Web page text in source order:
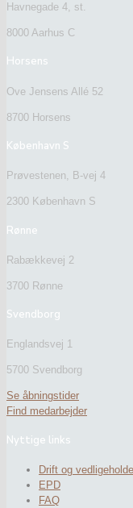
Havnegade 4, st.
8000 Aarhus C
Horsens
Ove Jensens Allé 52
8700 Horsens
København S
Prøvestenen, B-vej 4
2300 København S
Rønne
Rabækkevej 2
3700 Rønne
Svendborg
Englandsvej 1
5700 Svendborg
Se åbningstider
Find medarbejder
Nyttige links
Drift og
EPD
FAQ